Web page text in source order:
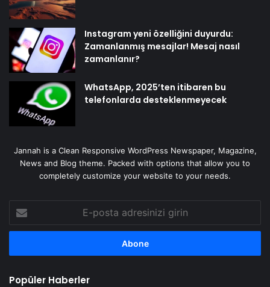
Instagram yeni özelliğini duyurdu:
Zamanlanmış mesajlar! Mesaj nasıl
zamanlanır?
WhatsApp, 2025’ten itibaren bu
telefonlarda desteklenmeyecek
Jannah is a Clean Responsive WordPress Newspaper, Magazine,
News and Blog theme. Packed with options that allow you to
completely customize your website to your needs.
posta
adresinizi
Popüler Haberler